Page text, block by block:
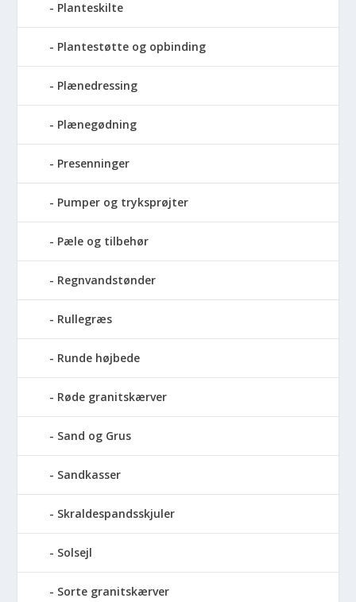
Planteskilte
Plantestøtte og opbinding
Plænedressing
Plænegødning
Presenninger
Pumper og tryksprøjter
Pæle og tilbehør
Regnvandstønder
Rullegræs
Runde højbede
Røde granitskærver
Sand og Grus
Sandkasser
Skraldespandsskjuler
Solsejl
Sorte granitskærver